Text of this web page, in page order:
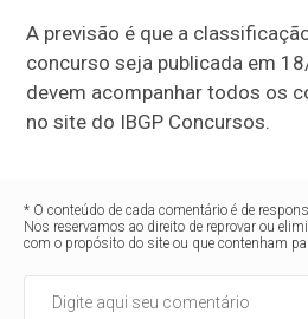
A previsão é que a
concurso seja publicada em
devem acompanhar todos os
no site do IBGP Concursos.
* O conteúdo de cada comentário é de
Nos reservamos ao direito de reprovar ou
com o propósito do site ou que contenham